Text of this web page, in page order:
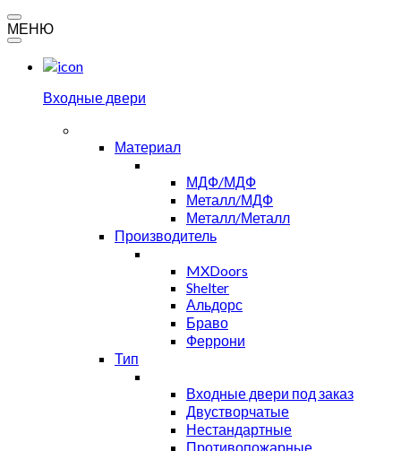
МЕНЮ
Входные двери
Материал
МДФ/МДФ
Металл/МДФ
Металл/Металл
Производитель
MXDoors
Shelter
Альдорс
Браво
Феррони
Тип
Входные двери под заказ
Двустворчатые
Нестандартные
Противопожарные